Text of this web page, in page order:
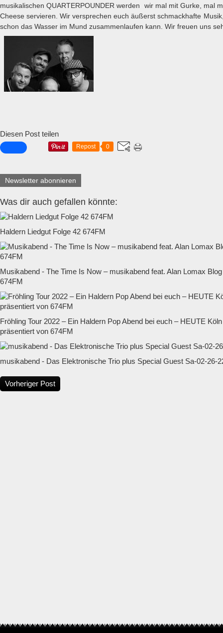
musikalischen QUARTERPOUNDER werden wir mal mit Gurke, mal
Cheese servieren. Wir versprechen euch äußerst schmackhafte
schon das Wasser im Mund zusammenlaufen kann. Wir freuen uns
Diesen Post teilen
Repost 0
Newsletter abonnieren
Was dir auch gefallen könnte:
Haldern Liedgut Folge 42 674FM
Musikabend - The Time Is Now – musikabend feat. Alan Lomax
674FM
Fröhling Tour 2022 – Ein Haldern Pop Abend bei euch – HEUTE
präsentiert von 674FM
musikabend - Das Elektronische Trio plus Special Guest Sa-02-26-
Vorheriger Post